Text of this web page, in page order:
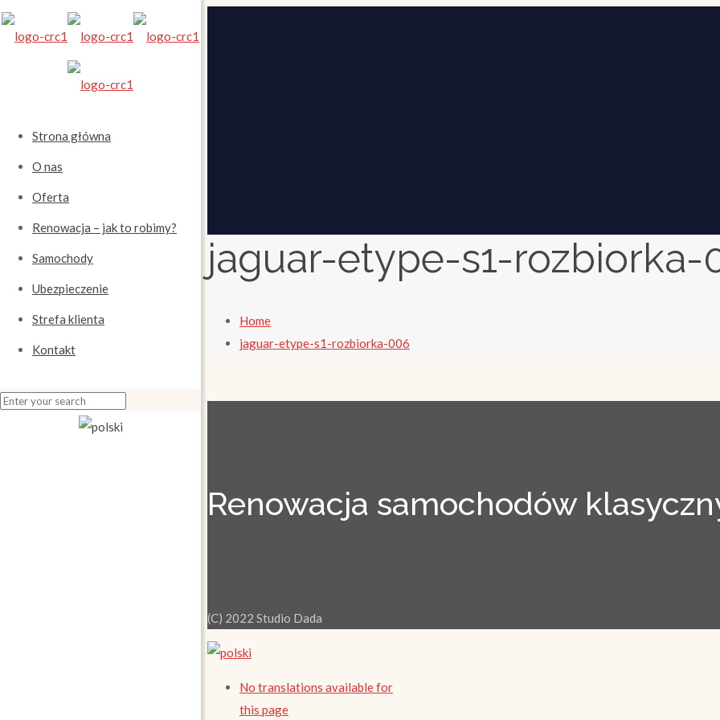
Strona główna
O nas
Oferta
Renowacja – jak to robimy?
Samochody
Ubezpieczenie
Strefa klienta
Kontakt
jaguar-etype-s1-rozbiorka-
Home
jaguar-etype-s1-rozbiorka-006
Renowacja samochodów
(C) 2022 Studio Dada
No translations available for
this page